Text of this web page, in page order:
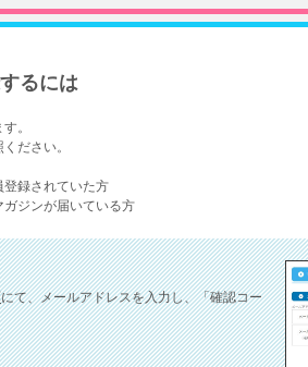
るには
。
ださい。
登録されていた方
ジンが届いている方
にて、メールアドレスを入力し、「確認コー